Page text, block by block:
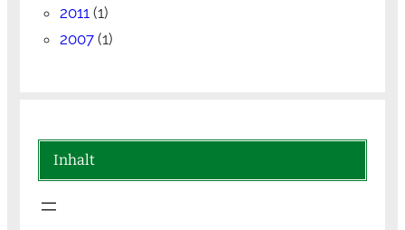
2011(1)
2007(1)
Inhalt